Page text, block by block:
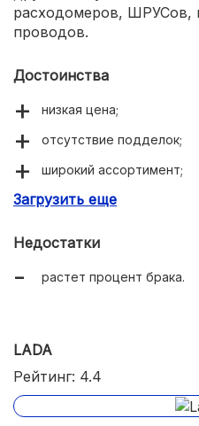
расходомеров, ШРУСов,
проводов.
Достоинства
низкая цена;
отсутствие подделок;
широкий ассортимент;
хорошее качество.
Загрузить еще
Недостатки
растет процент брака.
LADA
Рейтинг: 4.4